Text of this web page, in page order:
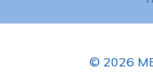
© 2026